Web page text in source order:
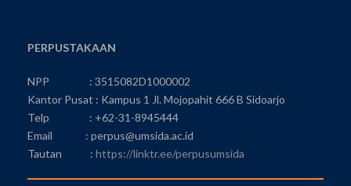
PERPUSTAKAAN
NPP : 3515082D1000002
Kantor Pusat : Kampus 1 Jl. Mojopahit 666 B Sidoarjo
Telp : +62-31-8945444
Email : perpus@umsida.ac.id
Tautan : https://linktr.ee/perpusumsida